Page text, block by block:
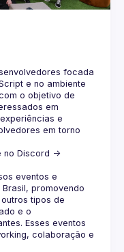
focada
e no ambiente
o objetivo de
em
e
em torno
no Discord ->
eventos e
promovendo
tipos de
e o
Esses eventos
colaboração e